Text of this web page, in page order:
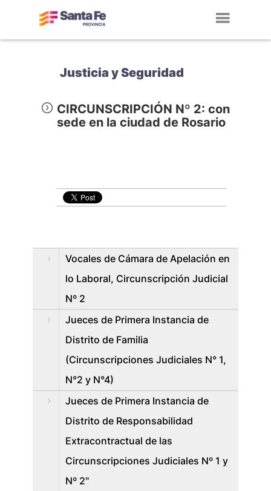
Justicia y Seguridad
CIRCUNSCRIPCIÓN Nº 2: con
sede en la ciudad de Rosario
Vocales de Cámara de Apelación en
lo Laboral, Circunscripción Judicial
Nº 2
Jueces de Primera Instancia de
Distrito de Familia
(Circunscripciones Judiciales N° 1,
N°2 y N°4)
Jueces de Primera Instancia de
Distrito de Responsabilidad
Extracontractual de las
Circunscripciones Judiciales Nº 1 y
Nº 2"